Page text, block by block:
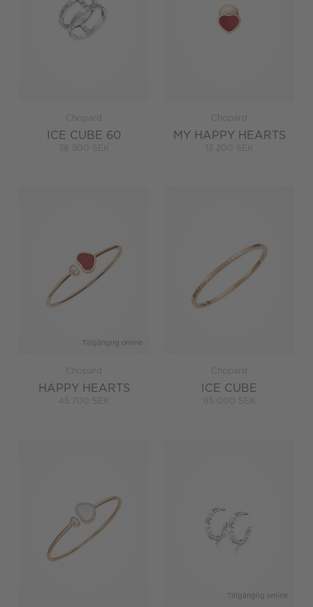
Chopard
ICE CUBE 60
38 500 SEK
Chopard
MY HAPPY HEARTS
13 200 SEK
Tillgänglig online
Chopard
HAPPY HEARTS
45 700 SEK
Chopard
ICE CUBE
65 000 SEK
Tillgänglig online